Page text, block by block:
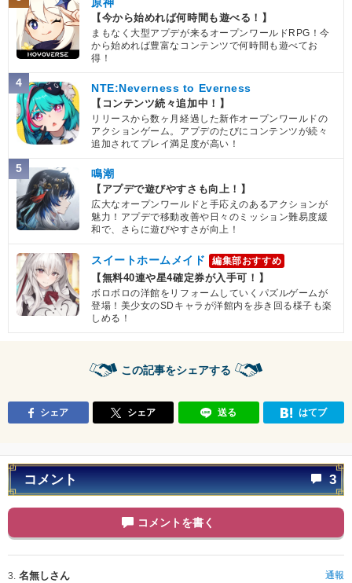
【今から始めれば何時間も遊べる！】
まもなく大型アプデが来るオープンワールドRPG！今
から始めれば豊富なコンテンツで何時間も遊べてお
得！
4 NTE:Neverness to Everness
【コンテンツ続々追加中！】
リリースから数ヶ月経過した新作オープンワールドの
アクションゲーム。アプデのたびにコンテンツが続々
追加されてプレイ満足度が高い！
5 鳴潮
【アプデで遊びやすさも向上！】
広大なオープンワールドと手応えのあるアクションが
魅力！アプデで移動改善や日々のミッション難易度緩
和で、さらに遊びやすさが向上！
スイートホームメイド 編集部おすすめ
【無料40連や星4確定券が入手可！】
ボロボロの洋館をリフォームしていくパズルゲームが
登場！美少女のSDキャラが洋館内を歩き回る様子も楽
しめる！
この記事をシェアする
シェア シェア 送る はてブ
コメント 3
コメントを書く
3. 名無しさん 通報